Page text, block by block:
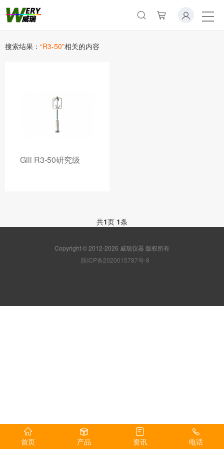
搜索结果： “R3-50”相关的内容
Gill R3-50研究级
共1页 1条
Copyright © 2012-2026 威瑞仪器 版权所有
陕ICP备2020015787号-8
首页 产品 资讯 电话